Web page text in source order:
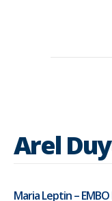
Arel
Maria Leptin –